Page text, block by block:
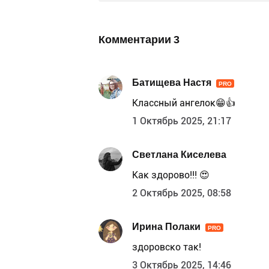
Комментарии 3
Батищева Настя PRO
Классный ангелок😁👍
1 Октябрь 2025, 21:17
Светлана Киселева
Как здорово!!! 😍
2 Октябрь 2025, 08:58
Ирина Полаки PRO
здоровско так!
3 Октябрь 2025, 14:46